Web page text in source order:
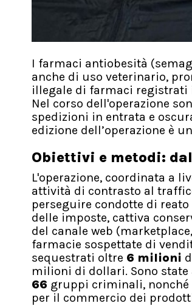
I farmaci antiobesità
anche di uso veterinario,
illegale di farmaci registrati
Nel corso dell'operazione
spedizioni in entrata e
edizione dell’operazione è
Obiettivi e metodi:
L'operazione, coordinata a
attività di contrasto al
perseguire condotte di
delle imposte, cattiva
del canale web
farmacie sospettate di
sequestrati oltre 6 milioni
milioni di dollari. Sono state
66 gruppi criminali, nonché
per il commercio dei